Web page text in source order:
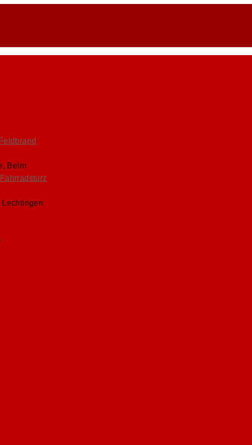
Belm
Lechtingen